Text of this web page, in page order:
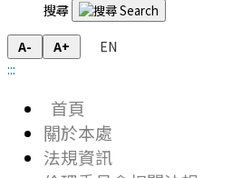
搜尋
A- A+
EN
:::
首頁
關於本處
法規資訊